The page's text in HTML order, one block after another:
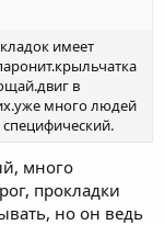
имеет
в
много людей
много
прокладки
но он ведь